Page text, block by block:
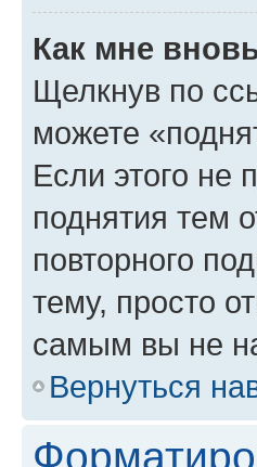
Как мне
Щелкнув по
можете
Если этого не
поднятия тем
повторного
тему, просто
самым вы не
Вернуться